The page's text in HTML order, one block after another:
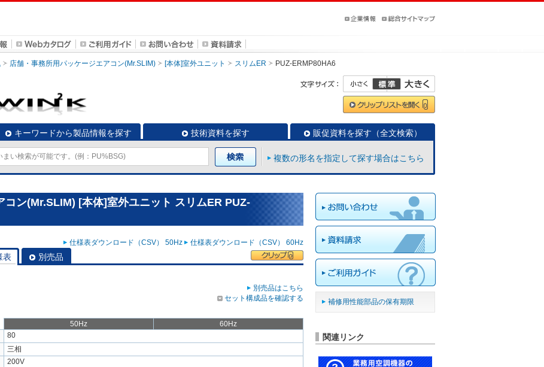
店舗・事務所用パッケージエアコン(Mr.SLIM) [本体]室外ユニット スリムER PUZ-ERMP80HA6
キーワードから製品情報を探す 技術資料を探す 販促資料を探す（全文検索）
複数の形名を指定して探す場合はこちら
コン(Mr.SLIM) [本体]室外ユニット スリムER PUZ-
仕様表ダウンロード（CSV） 50Hz 仕様表ダウンロード（CSV） 60Hz
表 別売品
別売品はこちら
セット構成品を確認する
50Hz
60Hz
80
三相
200V
補修用性能部品の保有期限
関連リンク